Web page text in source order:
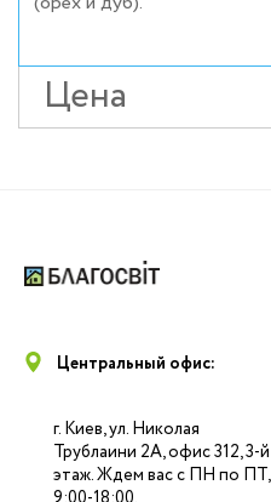
Цена
Центральный офис:
г. Киев, ул. Николая
Трублаини 2А, офис 312, 3-й
этаж. Ждем вас с ПН по ПТ,